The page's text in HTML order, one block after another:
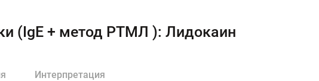
(IgE + метод РТМЛ ): Лидокаин
Интерпретация